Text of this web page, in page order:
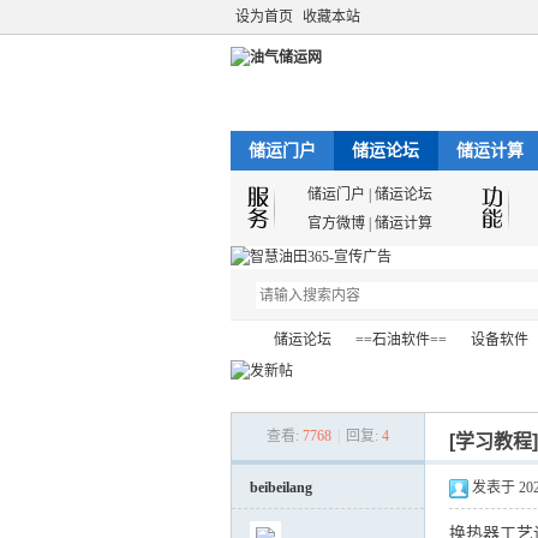
设为首页 收藏本站
储运门户 储运论坛 储运计算
储运门户
储运论坛
官方微博 储运计算
储运论坛 ==石油软件== 设备软件
›
查看: 7768 回复: 4 [学习教
beibeilang 发表于
换热器工艺